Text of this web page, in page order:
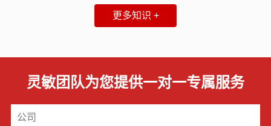
更多知识 +
灵敏团队为您提供一对一专属服务